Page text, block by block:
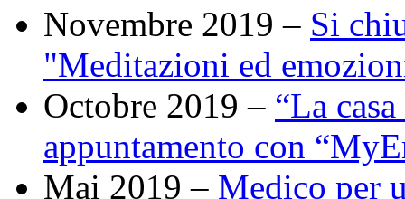
Novembre 2019 – Si
"Meditazioni ed
Octobre 2019 – “La
appuntamento con
Mai 2019 – Medico per